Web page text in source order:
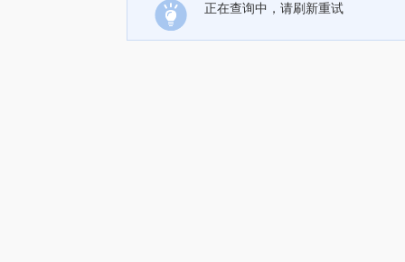
正在查询中，请刷新重试